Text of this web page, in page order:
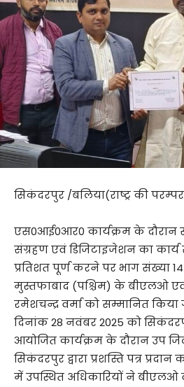
सिकंदरपुर /बलिया(राष्ट्र की
एस0आई0आर0 कार्यक्रम के दौरान
संग्रहण एवं डिजिटाइजेशन का
प्रतिशत पूर्ण करने पर भाग संख्या
मुस्तफाबाद (पश्चिम) के बीएलओ
रमेशचन्द्र वर्मा को सम्मानित
दिनांक 28 नवंबर 2025 को
आयोजित कार्यक्रम के दौरान उप
सिकंदरपुर द्वारा प्रशस्ति पत्र प्रदान
में उपस्थित अधिकारियों ने बीएलओ